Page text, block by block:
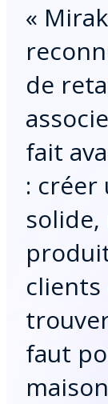
«
de
fait
: créer
clients
faut